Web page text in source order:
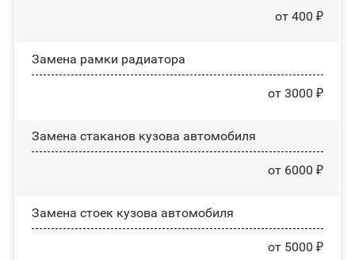
от 400 ₽
Замена рамки радиатора
от 3000 ₽
Замена стаканов кузова автомобиля
от 6000 ₽
Замена стоек кузова автомобиля
от 5000 ₽